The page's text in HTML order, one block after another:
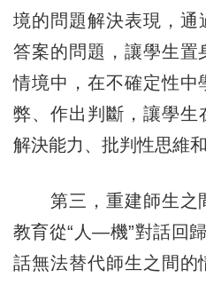
境的問題解決表現，通
答案的問題，讓學生置
情境中，在不確定性中
弊、作出判斷，讓學生
解決能力、批判性思維和
第三，重建師生之
教育從“人—機”對話回
話無法替代師生之間的